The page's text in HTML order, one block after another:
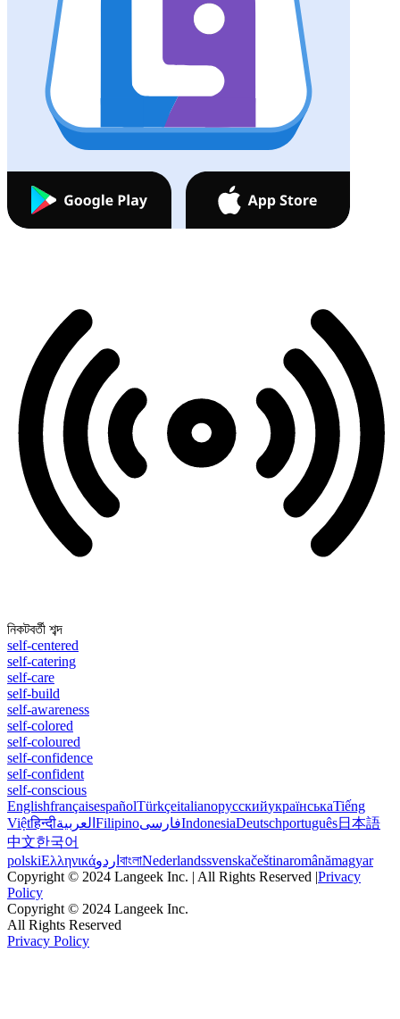
নিকটবর্তী শব্দ
self-centered
self-catering
self-care
self-build
self-awareness
self-colored
self-coloured
self-confidence
self-confident
self-conscious
EnglishfrançaisespañolTürkçeitalianoрусскийукраїнськаTiếng
Việtहिन्दीالعربية FilipinoفارسیIndonesiaDeutschportuguês日本語
中文한국어
polskiΕλληνικάاردو বাংলাNederlandssvenskačeštinaromânămagyar
Copyright © 2024 Langeek Inc. | All Rights Reserved |Privacy
Policy
Copyright © 2024 Langeek Inc.
All Rights Reserved
Privacy Policy